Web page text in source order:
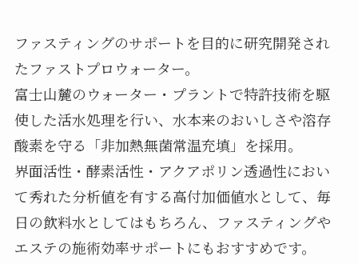
ファスティングのサポートを目的に研究開発され
たファストプロウォーター。
富士山麓のウォーター・プラントで特許技術を駆
使した活水処理を行い、 水本来のおいしさや溶存
酸素を守る「非加熱無菌常温充填」を採用。
界面活性・酵素活性・アクアポリン透過性におい
て秀れた分析値を有する高付加価値水として、 毎
日の飲料水としてはもちろん、ファスティングや
エステの施術効率サポートにもおすすめです。